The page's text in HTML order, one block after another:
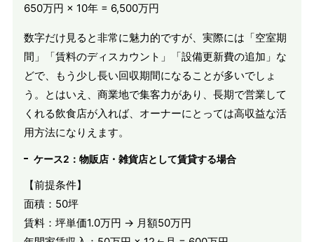
650万円 × 10年 = 6,500万円
数字だけ見ると非常に魅力的ですが、実際には「空室期
間」「賃料のディスカウント」「設備更新費の追加」な
どで、もう少し長い回収期間になることが多いでしょ
う。とはいえ、商業地で集客力があり、長期で営業して
くれる飲食店が入れば、オーナーにとっては高収益な活
用方法になりえます。
ケース2：物販店・雑貨店として賃貸する場合
【前提条件】
面積：50坪
賃料：坪単価1.0万円 → 月額50万円